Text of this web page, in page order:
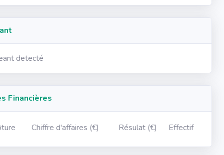
detecté
Financières
Chiffre d'affaires (€) Résulat (€) Effectif